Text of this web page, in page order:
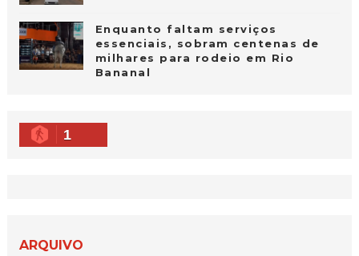
Enquanto faltam serviços
essenciais, sobram centenas de
milhares para rodeio em Rio
Bananal
1
ARQUIVO